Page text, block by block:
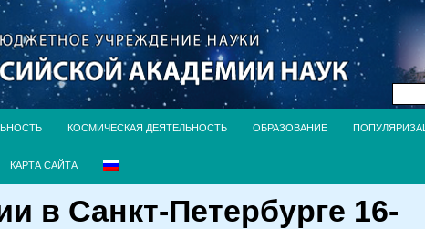
КОСМИЧЕСКАЯ ДЕЯТЕЛЬНОСТЬ ОБРАЗОВАНИЕ
КАРТА САЙТА
в Санкт-Петербурге 16-